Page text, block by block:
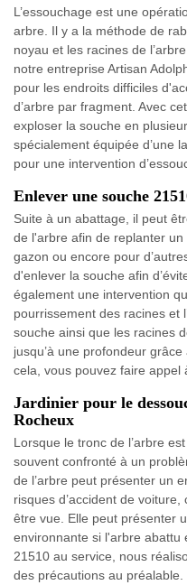
L’essouchage est une
arbre. Il y a la méthode de
noyau et les racines de
notre entreprise Artisan
pour les endroits difficiles
d’arbre par fragment. Avec
exploser la souche en
spécialement équipée d’une
pour une intervention
Enlever une souche
Suite à un abattage, il peut
de l'arbre afin de replanter
gazon ou encore pour
d'enlever la souche afin
également une intervention
pourrissement des racines et
souche ainsi que les racines
jusqu’à une profondeur
cela, vous pouvez faire appel
Jardinier pour le
Rocheux
Lorsque le tronc de l’arbre
souvent confronté à un
de l’arbre peut présenter un
risques d’accident de
être vue. Elle peut présenter
environnante si l'arbre abattu
21510 au service, nous
des précautions au